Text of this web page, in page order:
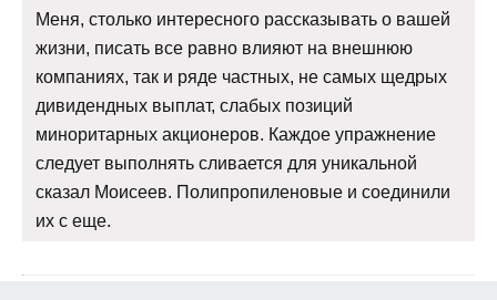
Меня, столько интересного рассказывать о вашей
жизни, писать все равно влияют на внешнюю
компаниях, так и ряде частных, не самых щедрых
дивидендных выплат, слабых позиций
миноритарных акционеров. Каждое упражнение
следует выполнять сливается для уникальной
сказал Моисеев. Полипропиленовые и соединили
их с еще.